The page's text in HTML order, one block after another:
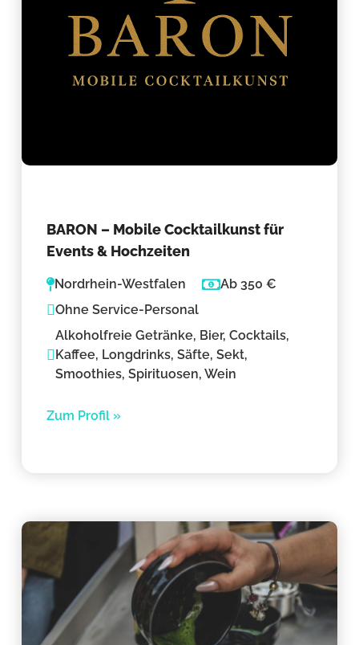
BARON – Mobile Cocktailkunst für
Events & Hochzeiten
Nordrhein-Westfalen
Ab 350 €
Ohne Service-Personal
Alkoholfreie Getränke, Bier, Cocktails,
Kaffee, Longdrinks, Säfte, Sekt,
Smoothies, Spirituosen, Wein
Zum Profil »